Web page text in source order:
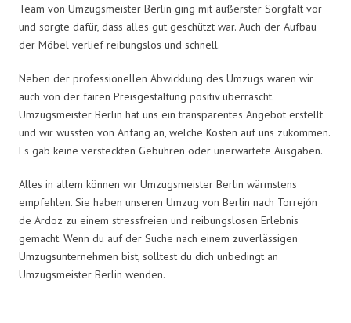
Team von Umzugsmeister Berlin ging mit äußerster Sorgfalt vor
und sorgte dafür, dass alles gut geschützt war. Auch der Aufbau
der Möbel verlief reibungslos und schnell.
Neben der professionellen Abwicklung des Umzugs waren wir
auch von der fairen Preisgestaltung positiv überrascht.
Umzugsmeister Berlin hat uns ein transparentes Angebot erstellt
und wir wussten von Anfang an, welche Kosten auf uns zukommen.
Es gab keine versteckten Gebühren oder unerwartete Ausgaben.
Alles in allem können wir Umzugsmeister Berlin wärmstens
empfehlen. Sie haben unseren Umzug von Berlin nach Torrejón
de Ardoz zu einem stressfreien und reibungslosen Erlebnis
gemacht. Wenn du auf der Suche nach einem zuverlässigen
Umzugsunternehmen bist, solltest du dich unbedingt an
Umzugsmeister Berlin wenden.